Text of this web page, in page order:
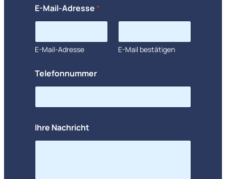
u
r
a
t
n
s
c
u
z
r
E-Mail-Adresse*
E-Mail-Adresse E-Mail bestätigen
Telefonnummer
Ihre Nachricht